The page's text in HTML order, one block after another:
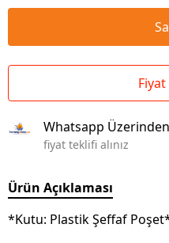
Whatsapp Üzerinden
fiyat teklifi alınız
Ürün Açıklaması
*Kutu: Plastik Şeffaf